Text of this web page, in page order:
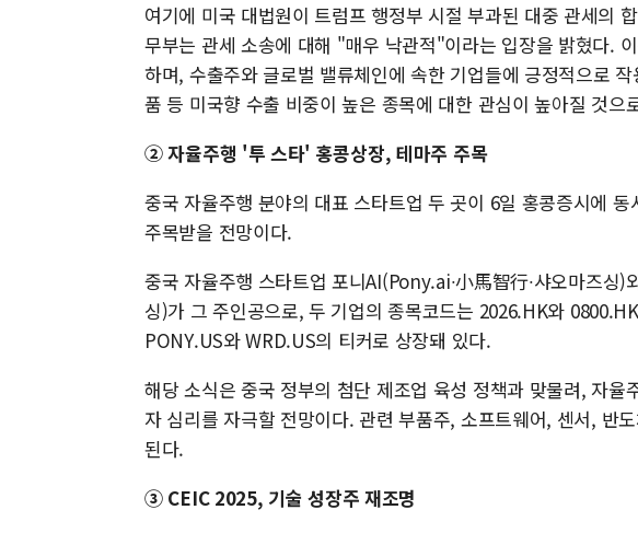
여기에 미국 대법원이 트럼프 행정부 시절 부과된 대중 관세의
무부는 관세 소송에 대해 "매우 낙관적"이라는 입장을 밝혔다.
하며, 수출주와 글로벌 밸류체인에 속한 기업들에 긍정적으로
품 등 미국향 수출 비중이 높은 종목에 대한 관심이 높아질 것으
② 자율주행 '투 스타' 홍콩상장, 테마주 주목
중국 자율주행 분야의 대표 스타트업 두 곳이 6일 홍콩증시에
주목받을 전망이다.
중국 자율주행 스타트업 포니AI(Pony.ai∙小馬智行∙샤오마즈싱)
싱)가 그 주인공으로, 두 기업의 종목코드는 2026.HK와
PONY.US와 WRD.US의 티커로 상장돼 있다.
해당 소식은 중국 정부의 첨단 제조업 육성 정책과 맞물려, 자율
자 심리를 자극할 전망이다. 관련 부품주, 소프트웨어, 센서, 반
된다.
③ CEIC 2025, 기술 성장주 재조명